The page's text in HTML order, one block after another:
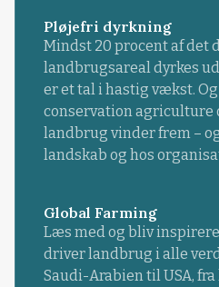
Pløjefri dyrkning
Mindst 20 procent af det
landbrugsareal dyrkes
er et tal i hastig vækst.
conservation agriculture
landbrug vinder frem –
landskab og hos
Global Farming
Læs med og bliv
driver landbrug i alle
Saudi-Arabien til USA,